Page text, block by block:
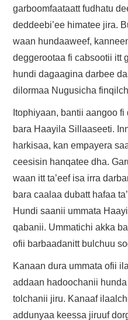
garboomfaataatt fudhatu
deddeebi’ee himatee jira.
waan hundaaweef,
deggerootaa fi cabsootii itt
hundi dagaagina darbee
dilormaa Nugusicha
Itophiyaan, bantii aangoo
bara Haayila Sillaaseeti.
harkisaa, kan empayera
ceesisin hanqatee dha.
waan itt ta’eef isa irra
bara caalaa dubatt hafaa
Hundi saanii ummata
qabanii. Ummatichi akka
ofii barbaadanitt bulchuu
Kanaan dura ummata ofii
addaan hadoochanii
tolchanii jiru. Kanaaf
addunyaa keessa jiruuf